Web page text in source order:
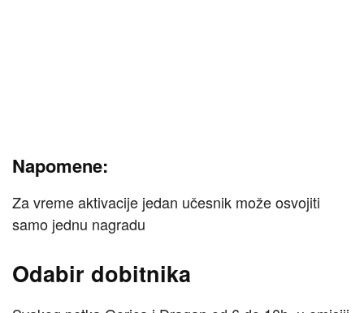
Napomene:
Za vreme aktivacije jedan učesnik može osvojiti
samo jednu nagradu
Odabir dobitnika